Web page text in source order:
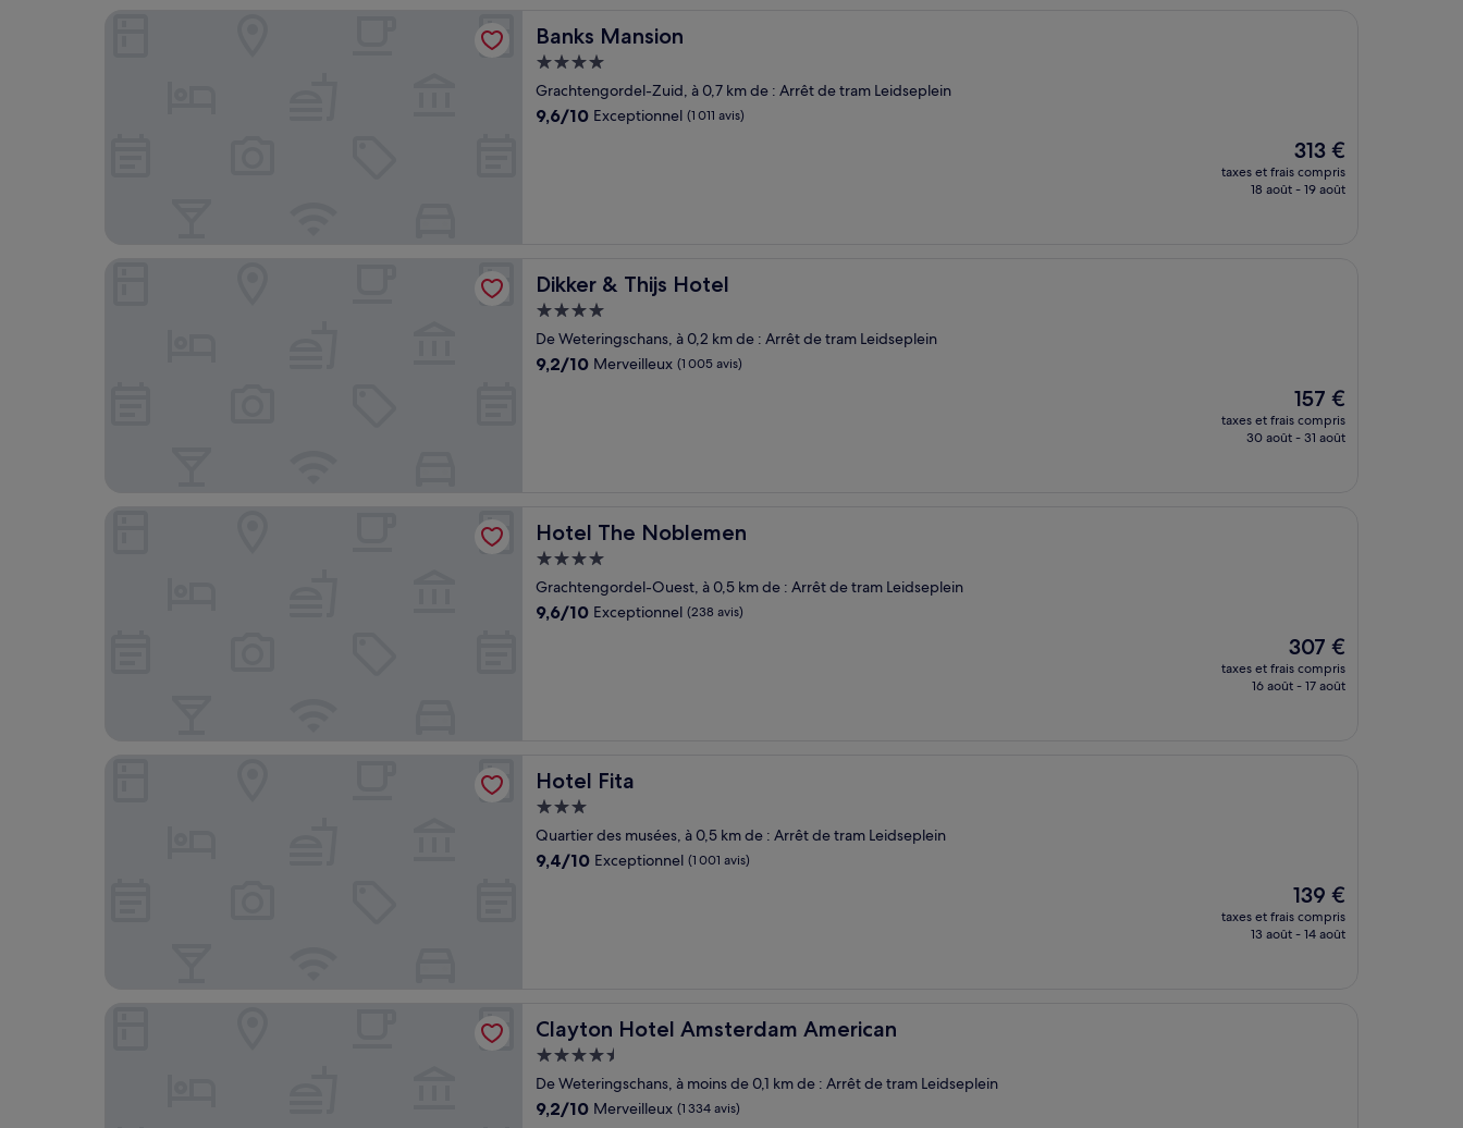
Banks Mansion
Banks Mansion
Hébergement
4.0 étoiles
Grachtengordel-Zuid, à 0,7 km de : Arrêt de tram Leidseplein
9.6
9,6/10 Exceptionnel (1 011 avis)
Le
nouveau
prix
313 €
taxes et frais compris
18 août - 19 août
Dikker & Thijs Hotel
Dikker & Thijs Hotel
Hébergement
4.0 étoiles
De Weteringschans, à 0,2 km de : Arrêt de tram Leidseplein
9.2
9,2/10 Merveilleux (1 005 avis)
Le
nouveau
prix
157 €
taxes et frais compris
30 août - 31 août
Hotel The Noblemen
Hotel The Noblemen
Hébergement
4.0 étoiles
Grachtengordel-Ouest, à 0,5 km de : Arrêt de tram Leidseplein
9.6
9,6/10 Exceptionnel (238 avis)
Le
nouveau
prix
307 €
taxes et frais compris
16 août - 17 août
Hotel Fita
Hotel Fita
Hébergement
3.0 étoiles
Quartier des musées, à 0,5 km de : Arrêt de tram Leidseplein
9.4
9,4/10 Exceptionnel (1 001 avis)
Le
nouveau
prix
139 €
taxes et frais compris
13 août - 14 août
Clayton Hotel Amsterdam American
Clayton Hotel Amsterdam American
Hébergement
4.5 étoiles
De Weteringschans, à moins de 0,1 km de : Arrêt de tram Leidseplein
9.2
9,2/10 Merveilleux (1 334 avis)